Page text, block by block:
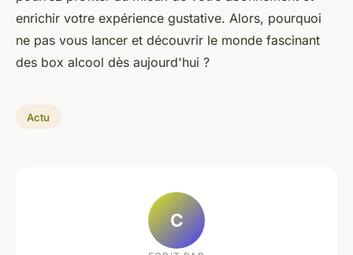
enrichir votre expérience gustative. Alors, pourquoi
ne pas vous lancer et découvrir le monde fascinant
des box alcool dès aujourd'hui ?
Actu
C